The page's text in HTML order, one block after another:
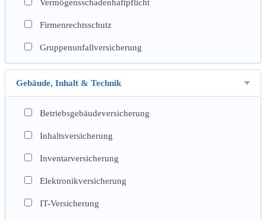
Vermögensschadenhaftpflicht
Firmenrechtsschutz
Gruppenunfallversicherung
Gebäude, Inhalt & Technik
Betriebsgebäudeversicherung
Inhaltsversicherung
Inventarversicherung
Elektronikversicherung
IT-Versicherung